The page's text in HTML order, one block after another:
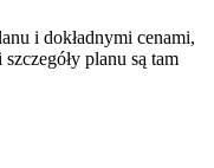
i dokładnymi cenami,
planu są tam